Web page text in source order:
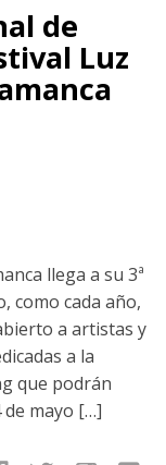
de
Luz
llega a su 3ª
como cada año,
a artistas y
a la
que podrán
mayo […]